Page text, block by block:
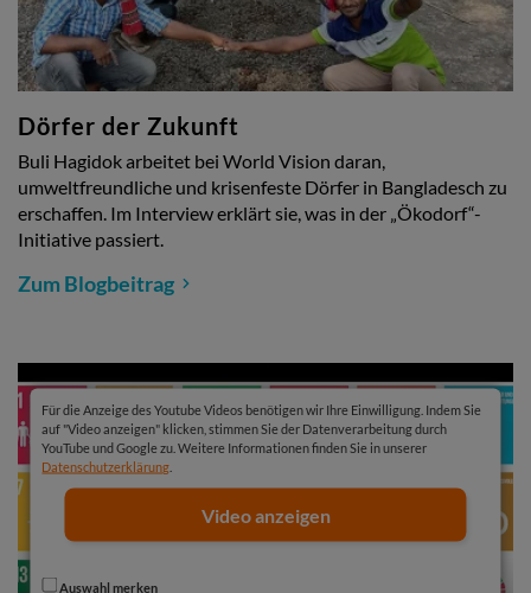
Dörfer der Zukunft
Buli Hagidok arbeitet bei World Vision daran,
umweltfreundliche und krisenfeste Dörfer in Bangladesch zu
erschaffen. Im Interview erklärt sie, was in der „Ökodorf“-
Initiative passiert.
Zum Blogbeitrag
Für die Anzeige des Youtube Videos benötigen wir Ihre Einwilligung. Indem Sie
auf "Video anzeigen" klicken, stimmen Sie der Datenverarbeitung durch
YouTube und Google zu. Weitere Informationen finden Sie in unserer
Datenschutzerklärung
Video anzeigen
Auswahl merken